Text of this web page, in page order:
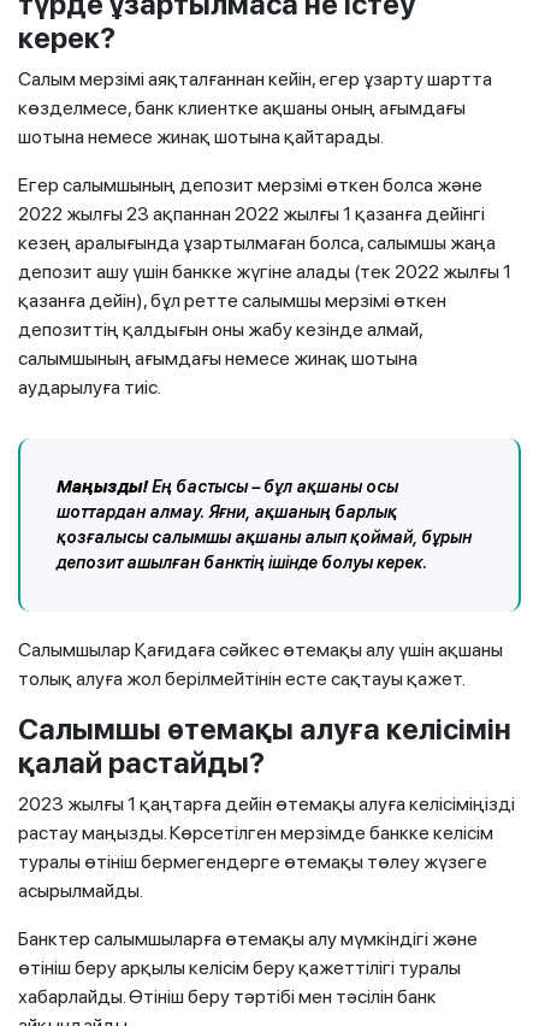
керек?
Салым мерзімі аяқталғаннан кейін, егер ұзарту шартта
көзделмесе, банк клиентке ақшаны оның ағымдағы
шотына немесе жинақ шотына қайтарады.
Егер салымшының депозит мерзімі өткен болса және
2022 жылғы 23 ақпаннан 2022 жылғы 1 қазанға дейінгі
кезең аралығында ұзартылмаған болса, салымшы жаңа
депозит ашу үшін банкке жүгіне алады (тек 2022 жылғы 1
қазанға дейін), бұл ретте салымшы мерзімі өткен
депозиттің қалдығын оны жабу кезінде алмай,
салымшының ағымдағы немесе жинақ шотына
аударылуға тиіс.
Маңызды!Ең бастысы – бұл ақшаны осы
шоттардан алмау. Яғни, ақшаның барлық
қозғалысы салымшы ақшаны алып қоймай, бұрын
депозит ашылған банктің ішінде болуы керек.
Салымшылар Қағидаға сәйкес өтемақы алу үшін ақшаны
толық алуға жол берілмейтінін есте сақтауы қажет.
Салымшы өтемақы алуға келісімін
қалай растайды?
2023 жылғы 1 қаңтарға дейін өтемақы алуға келісіміңізді
растау маңызды. Көрсетілген мерзімде банкке келісім
туралы өтініш бермегендерге өтемақы төлеу жүзеге
асырылмайды.
Банктер салымшыларға өтемақы алу мүмкіндігі және
өтініш беру арқылы келісім беру қажеттілігі туралы
хабарлайды. Өтініш беру тәртібі мен тәсілін банк